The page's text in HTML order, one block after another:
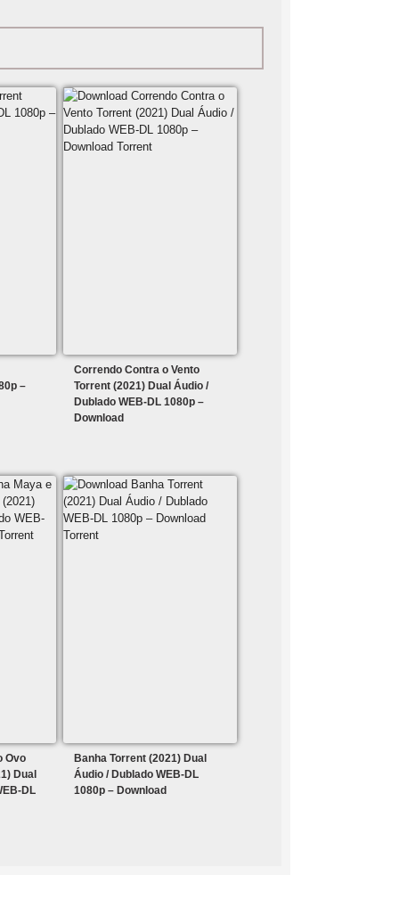
–
Correndo Contra o Vento
Torrent (2021) Dual Áudio /
Dublado WEB-DL 1080p –
Download
Ovo
Dual
DL
Banha Torrent (2021) Dual
Áudio / Dublado WEB-DL
1080p – Download